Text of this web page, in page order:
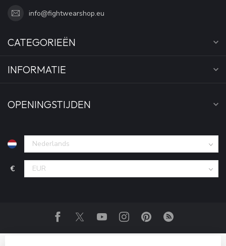
info@fightwearshop.eu
CATEGORIEËN
INFORMATIE
OPENINGSTIJDEN
€